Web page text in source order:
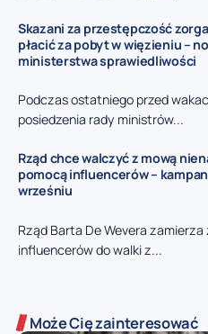
Skazani za przestępczość
płacić za pobyt w więzieniu –
ministerstwa sprawiedliwości
Podczas ostatniego przed
posiedzenia rady ministrów...
Rząd chce walczyć z mową
pomocą influencerów –
wrześniu
Rząd Barta De Wevera
influencerów do walki z...
Może Cię zainteresować